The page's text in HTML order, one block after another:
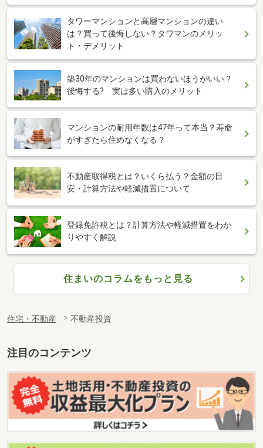
タワーマンションと高層マンションの違い
は？買って後悔しない？タワマンのメリッ
ト・デメリット
築30年のマンションは買わないほうがいい？
後悔する? 実は多い購入のメリット
マンションの耐用年数は47年って本当？寿命
がすぎたら住めなくなる？
不動産取得税とは？いくら払う？金額の目
安・計算方法や軽減措置について
登録免許税とは？計算方法や軽減措置をわか
りやすく解説
住まいのコラムをもっと見る
住宅・不動産 不動産投資
注目のコンテンツ